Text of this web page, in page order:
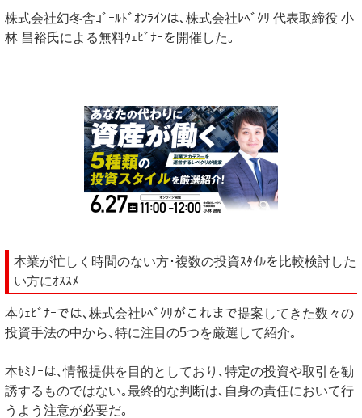
株式会社幻冬舎ｺﾞｰﾙﾄﾞｵﾝﾗｲﾝは､株式会社ﾚﾍﾞｸﾘ 代表取締役 ⼩
林 昌裕氏による無料ｳｪﾋﾞﾅｰを開催した｡
本業が忙しく時間のない方･複数の投資ｽﾀｲﾙを比較検討した
い方にｵｽｽﾒ
本ｳｪﾋﾞﾅｰでは､株式会社ﾚﾍﾞｸﾘがこれまで提案してきた数々の
投資手法の中から､特に注目の5つを厳選して紹介｡
本ｾﾐﾅｰは､情報提供を目的としており､特定の投資や取引を勧
誘するものではない｡最終的な判断は､自身の責任において行
うよう注意が必要だ｡